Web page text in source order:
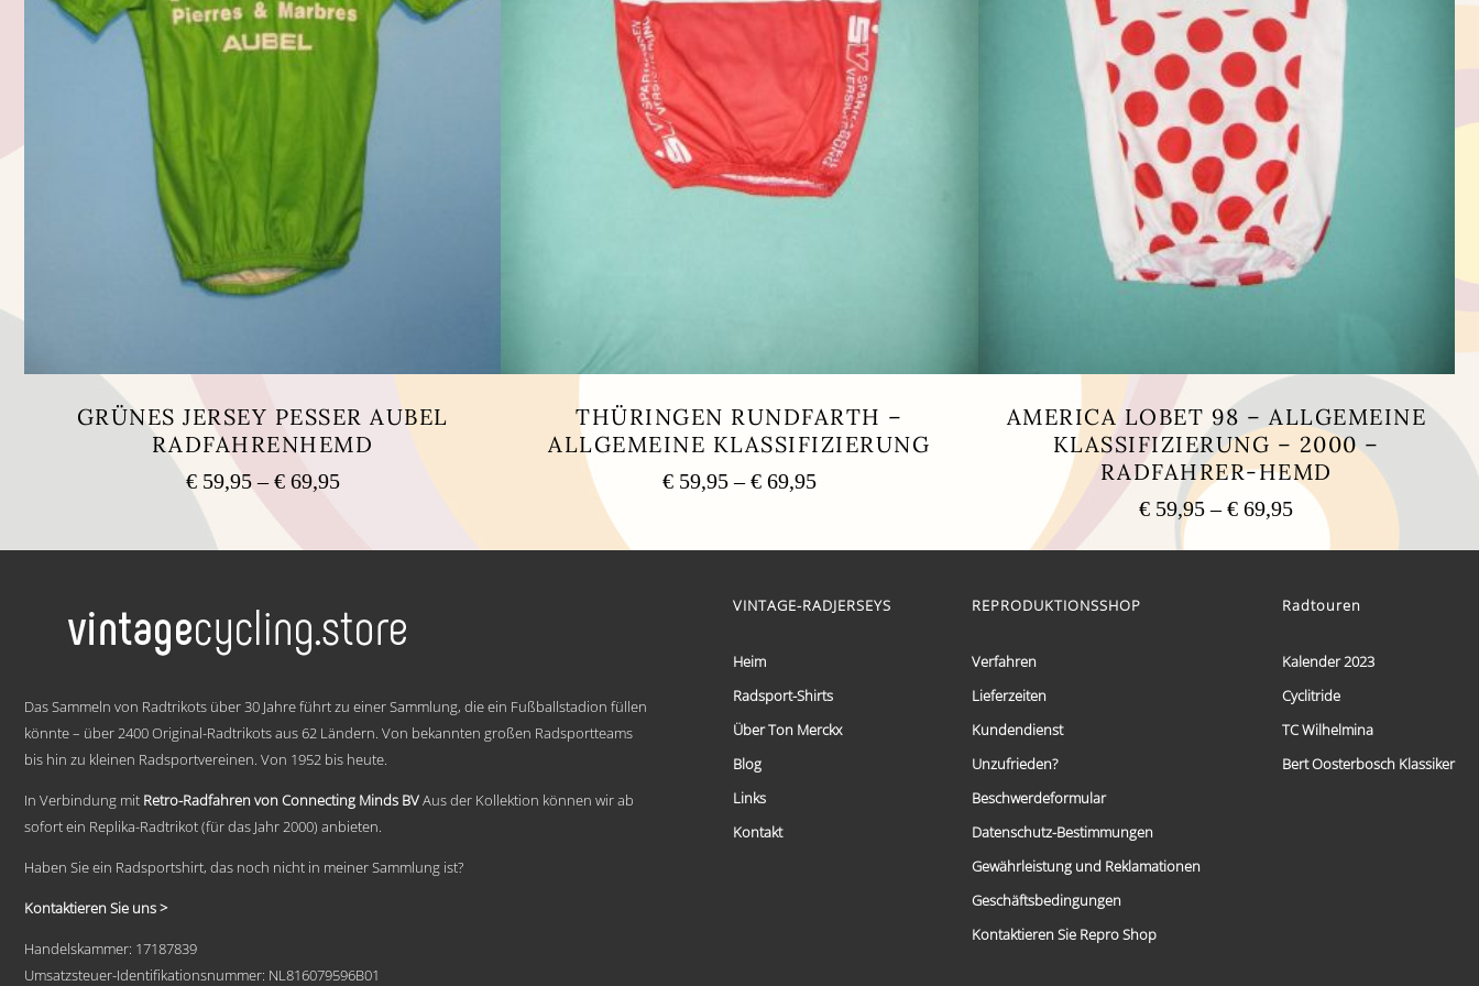
GRÜNES JERSEY PESSER AUBEL
RADFAHRENHEMD
€59,95 –€69,95Preisspanne:
€ 69,95
Dieses
Produkt
weist
auf.
Die
Optionen
der
Produktseite
gewählt
werden
THÜRINGEN RUNDFARTH –
ALLGEMEINE KLASSIFIZIERUNG
€59,95 –€69,95Preisspanne:
€ 69,95
weist
auf.
Optionen
können
auf
Produktseite
werden
AMERICA LOBET 98 – ALLGEMEINE
KLASSIFIZIERUNG – 2000 –
RADFAHRER-HEMD
€ 59,95 –€ 69,95Preisspanne:
€ 59,95
bis
Produktseite
Das Sammeln von Radtrikots über 30 Jahre führt zu einer Sammlung, die ein Fußballstadion füllen
könnte – über 2400 Original-Radtrikots aus 62 Ländern. Von bekannten großen Radsportteams
bis hin zu kleinen Radsportvereinen. Von 1952 bis heute.
In Verbindung mit Retro-Radfahren von Connecting Minds BVAus der Kollektion können wir ab
sofort ein Replika-Radtrikot (für das Jahr 2000) anbieten.
Haben Sie ein Radsportshirt, das noch nicht in meiner Sammlung ist?
Kontaktieren Sie uns >
Handelskammer: 17187839
Umsatzsteuer-Identifikationsnummer: NL816079596B01
VINTAGE-RADJERSEYS
Heim
Radsport-Shirts
Über Ton Merckx
Blog
Links
Kontakt
REPRODUKTIONSSHOP
Verfahren
Lieferzeiten
Kundendienst
Unzufrieden?
Beschwerdeformular
Datenschutz-Bestimmungen
Gewährleistung und Reklamationen
Geschäftsbedingungen
Kontaktieren Sie Repro Shop
Radtouren
Kalender 2023
Cyclitride
TC Wilhelmina
Bert Oosterbosch Klassiker